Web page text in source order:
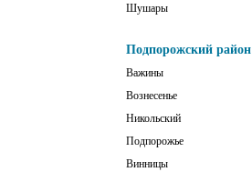
Шушары
Подпорожский район
Важины
Вознесенье
Никольский
Подпорожье
Винницы